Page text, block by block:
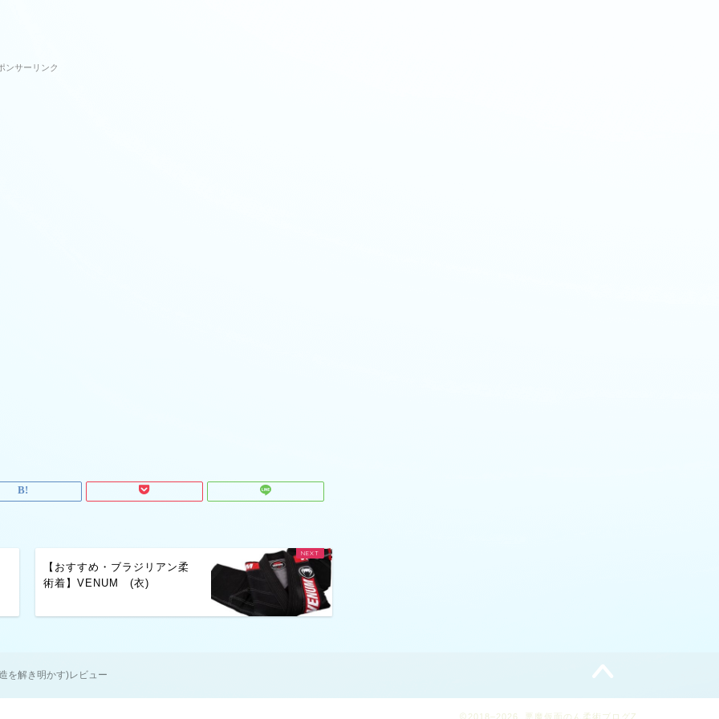
ンサーリンク
【おすすめ・ブラジリアン柔
術着】VENUM (衣)
を解き明かす)レビュー
2018–2026 悪魔仮面のん柔術ブログZ